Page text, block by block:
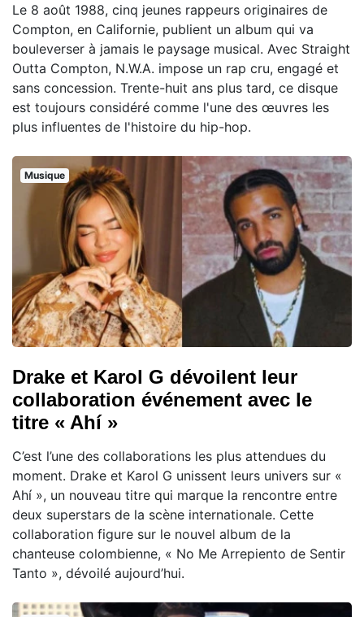
Le 8 août 1988, cinq jeunes rappeurs originaires de
Compton, en Californie, publient un album qui va
bouleverser à jamais le paysage musical. Avec Straight
Outta Compton, N.W.A. impose un rap cru, engagé et
sans concession. Trente-huit ans plus tard, ce disque
est toujours considéré comme l'une des œuvres les
plus influentes de l'histoire du hip-hop.
Musique
Drake et Karol G dévoilent leur
collaboration événement avec le
titre « Ahí »
C’est l’une des collaborations les plus attendues du
moment. Drake et Karol G unissent leurs univers sur «
Ahí », un nouveau titre qui marque la rencontre entre
deux superstars de la scène internationale. Cette
collaboration figure sur le nouvel album de la
chanteuse colombienne, « No Me Arrepiento de Sentir
Tanto », dévoilé aujourd’hui.